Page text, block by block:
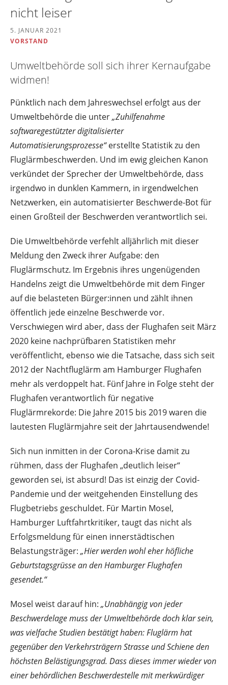
nicht leiser
5. JANUAR 2021
VORSTAND
Umweltbehörde soll sich ihrer Kernaufgabe
widmen!
Pünktlich nach dem Jahreswechsel erfolgt aus der
Umweltbehörde die unter„Zuhilfenahme
softwaregestützter digitalisierter
Automatisierungsprozesse“erstellte Statistik zu den
Fluglärmbeschwerden. Und im ewig gleichen Kanon
verkündet der Sprecher der Umweltbehörde, dass
irgendwo in dunklen Kammern, in irgendwelchen
Netzwerken, ein automatisierter Beschwerde-Bot für
einen Großteil der Beschwerden verantwortlich sei.
Die Umweltbehörde verfehlt alljährlich mit dieser
Meldung den Zweck ihrer Aufgabe: den
Fluglärmschutz. Im Ergebnis ihres ungenügenden
Handelns zeigt die Umweltbehörde mit dem Finger
auf die belasteten Bürger:innen und zählt ihnen
öffentlich jede einzelne Beschwerde vor.
Verschwiegen wird aber, dass der Flughafen seit März
2020 keine nachprüfbaren Statistiken mehr
veröffentlicht, ebenso wie die Tatsache, dass sich seit
2012 der Nachtfluglärm am Hamburger Flughafen
mehr als verdoppelt hat. Fünf Jahre in Folge steht der
Flughafen verantwortlich für negative
Fluglärmrekorde: Die Jahre 2015 bis 2019 waren die
lautesten Fluglärmjahre seit der Jahrtausendwende!
Sich nun inmitten in der Corona-Krise damit zu
rühmen, dass der Flughafen „deutlich leiser“
geworden sei, ist absurd! Das ist einzig der Covid-
Pandemie und der weitgehenden Einstellung des
Flugbetriebs geschuldet. Für Martin Mosel,
Hamburger Luftfahrtkritiker, taugt das nicht als
Erfolgsmeldung für einen innerstädtischen
Belastungsträger: „Hier werden wohl eher höfliche
Geburtstagsgrüsse an den Hamburger Flughafen
gesendet.“
Mosel weist darauf hin: „Unabhängig von jeder
Beschwerdelage muss der Umweltbehörde doch klar sein,
was vielfache Studien bestätigt haben: Fluglärm hat
gegenüber den Verkehrsträgern Strasse und Schiene den
höchsten Belästigungsgrad. Dass dieses immer wieder von
einer behördlichen Beschwerdestelle mit merkwürdiger